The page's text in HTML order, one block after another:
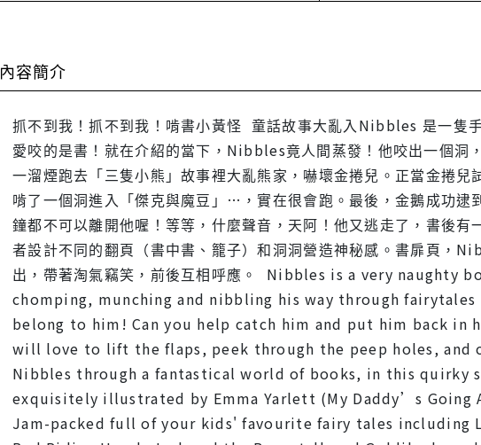
內容簡介
抓不到我！抓不到我！啃書小黃怪 童話故事大亂入Nibbles 是一隻
愛咬的是書！就在介紹的當下，Nibbles竟人間蒸發！他咬出一個
一溜煙跑去「三隻小熊」故事裡大亂熊家，嚇壞金捲兒。正當金捲
啃了一個洞進入「傑克與魔豆」…，實在很會跑。最後，金鵝成功
鐘都不可以離開他喔！等等，什麼聲音，天阿！他又逃走了，書
者設計不同的翻頁（書中書、籠子）和洞洞營造神秘感。書扉頁，
出，帶著淘氣竊笑，前後互相呼應。 Nibbles is a very naughty
chomping, munching and nibbling his way through
belong to him! Can you help catch him and put him back in
will love to lift the flaps, peek through the peep holes, and
Nibbles through a fantastical world of books, in this quirky
exquisitely illustrated by Emma Yarlett (My Daddy’s Going
Jam-packed full of your kids' favourite fairy tales including